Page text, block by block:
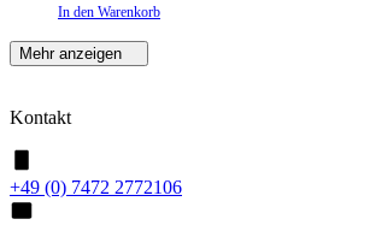
In den Warenkorb
Mehr anzeigen
Kontakt
+49 (0) 7472 2772106